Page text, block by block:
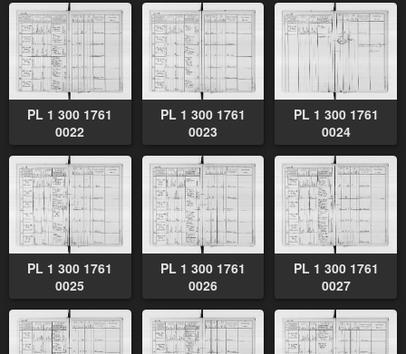
PL 1 300 1761
0022
PL 1 300 1761
0023
PL 1 300 1761
0024
PL 1 300 1761
0025
PL 1 300 1761
0026
PL 1 300 1761
0027